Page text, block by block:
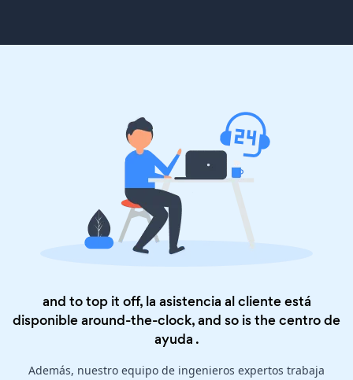
and to top it off, la asistencia al cliente está
disponible around-the-clock, and so is thecentro de
ayuda .
Además, nuestro equipo de ingenieros expertos trabaja